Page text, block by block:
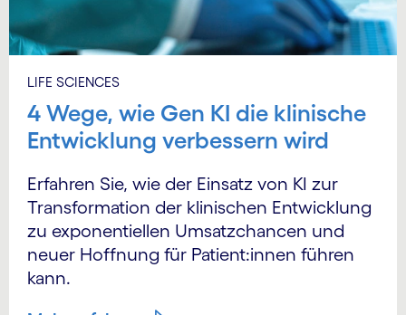
LIFE SCIENCES
4 Wege, wie Gen KI die klinische
Entwicklung verbessern wird
Erfahren Sie, wie der Einsatz von KI zur
Transformation der klinischen Entwicklung
zu exponentiellen Umsatz­chancen und
neuer Hoffnung für Patient:innen führen
kann.